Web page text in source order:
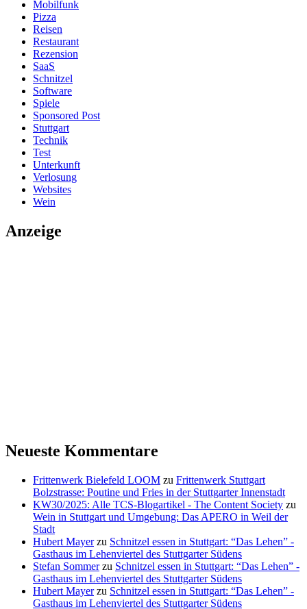
Mobilfunk
Pizza
Reisen
Restaurant
Rezension
SaaS
Schnitzel
Software
Spiele
Sponsored Post
Stuttgart
Technik
Test
Unterkunft
Verlosung
Websites
Wein
Anzeige
Neueste Kommentare
Frittenwerk Bielefeld LOOM zu Frittenwerk Stuttgart
Bolzstrasse: Poutine und Fries in der Stuttgarter Innenstadt
KW30/2025: Alle TCS-Blogartikel - The Content Society zu
Wein in Stuttgart und Umgebung: Das APERO in Weil der
Stadt
Hubert Mayerzu Schnitzel essen in Stuttgart: “Das Lehen” -
Gasthaus im Lehenviertel des Stuttgarter Südens
Stefan Sommerzu Schnitzel essen in Stuttgart: “Das Lehen” -
Gasthaus im Lehenviertel des Stuttgarter Südens
Hubert Mayerzu Schnitzel essen in Stuttgart: “Das Lehen” -
Gasthaus im Lehenviertel des Stuttgarter Südens